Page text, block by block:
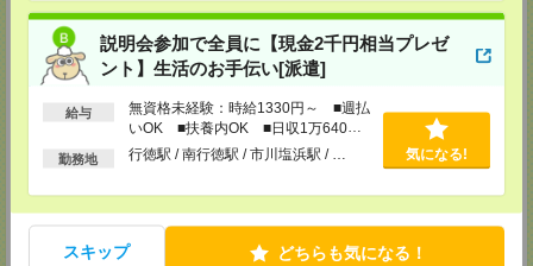
説明会参加で全員に【現金2千円相当プレゼ
ント】生活のお手伝い[派遣]
給与
無資格未経験：時給1330円～ ■週払
いOK ■扶養内OK ■日収1万640円
以上
勤務地 行徳駅 / 南行徳駅 / 市川塩浜駅 / … 気になる!
スキップ どちらも気になる！
メディカルケア事業部 立川事業所
東京都立川市錦町1-12-14
TEL：0120-934-200
MAIL：tenshoku@nikken-ts.jp
担当：採用担当
メディカルケア事業部 町田オフィス
東京都町田市森野1-7-23 大樹生命町田ビル6F
TEL：0120-453-285
担当：採用担当
メディカルケア事業部 横浜オフィス
神奈川県横浜市保土ケ谷区神戸町134 横浜ビジネスパークサウスタワー